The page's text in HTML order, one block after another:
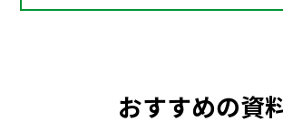
おすすめの資